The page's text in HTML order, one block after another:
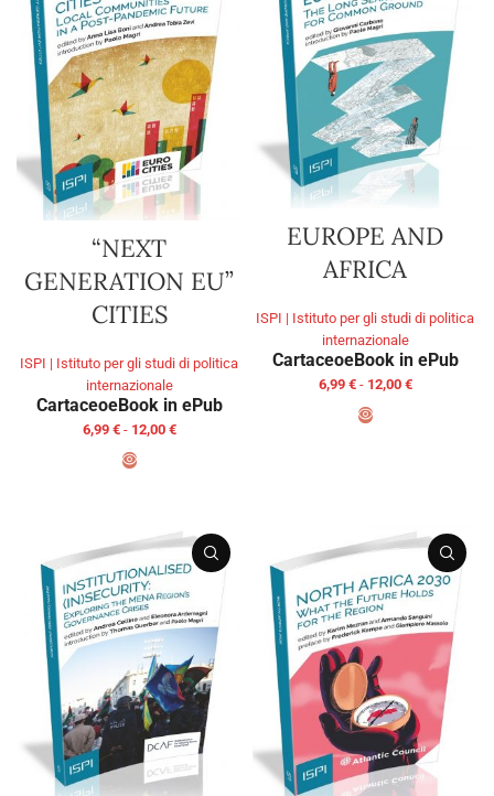
“NEXT
GENERATION EU”
CITIES
ISPI | Istituto per gli studi di politica
internazionale
CartaceoeBook in ePub
6,99 € - 12,00 €
EUROPE AND
AFRICA
ISPI | Istituto per gli studi di politica
internazionale
CartaceoeBook in ePub
6,99 € - 12,00 €